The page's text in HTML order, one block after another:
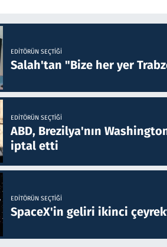
EDITÖRÜN SEÇTIĞI
Salah'tan "Bize her yer
EDITÖRÜN SEÇTIĞI
ABD, Brezilya'nın
iptal etti
EDITÖRÜN SEÇTIĞI
SpaceX'in geliri ikinci